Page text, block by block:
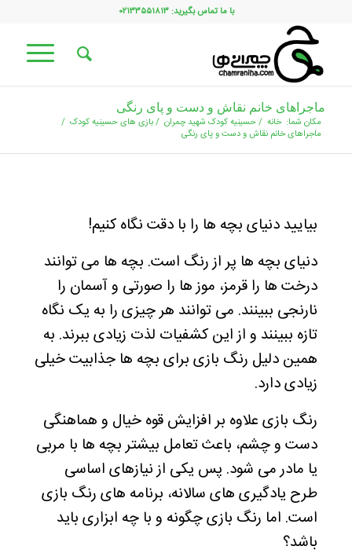
با ما تماس بگیرید: ۰۲۱۳۳۵۵۱۸۱۳
ماجراهای خانم نقاش و دست و پای رنگی
مکان شما: خانه /حسینیه کودک شهید چمران /بازی های حسینیه کودک /
ماجراهای خانم نقاش و دست و پای رنگی
بیایید دنیای بچه ها را با دقت نگاه کنیم!
دنیای بچه ها پر از رنگ است. بچه ها می توانند
درخت ها را قرمز، موز ها را صورتی و آسمان را
نارنجی ببینند. می توانند هر چیزی را به یک نگاه
تازه ببینند و از این کشفیات لذت زیادی ببرند. به
همین دلیل رنگ بازی برای بچه ها جذابیت خیلی
زیادی دارد.
رنگ بازی علاوه بر افزایش قوه خیال و هماهنگی
دست و چشم، باعث تعامل بیشتر بچه ها با مربی
یا مادر می شود. پس یکی از نیازهای اساسی
طرح یادگیری های سالانه، برنامه های رنگ بازی
است. اما رنگ بازی چگونه و با چه ابزاری باید
باشد؟